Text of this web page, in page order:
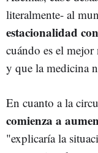
literalmente- al
estacionalidad
cuándo es el mejor
y que la medicina
En cuanto a la
comienza a
"explicaría la